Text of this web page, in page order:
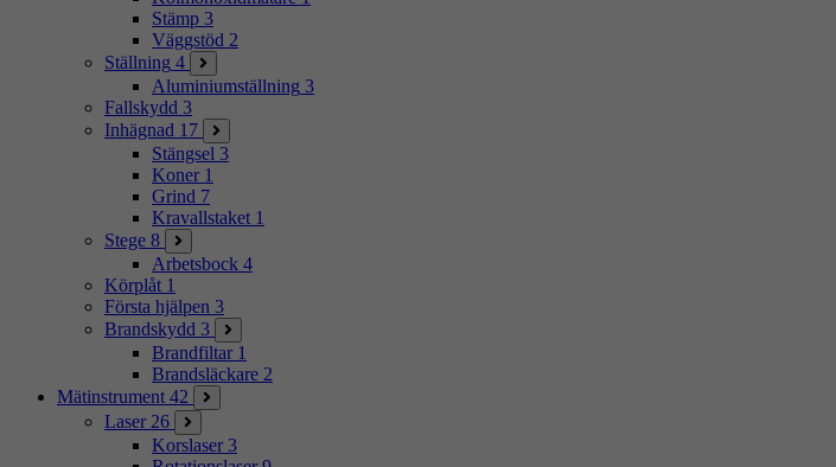
Stämp 3
Väggstöd 2
Ställning 4
Aluminiumställning 3
Fallskydd 3
Inhägnad 17
Stängsel 3
Koner 1
Grind 7
Kravallstaket 1
Stege 8
Arbetsbock 4
Körplåt 1
Första hjälpen 3
Brandskydd 3
Brandfiltar 1
Brandsläckare 2
Mätinstrument 42
Laser 26
Korslaser 3